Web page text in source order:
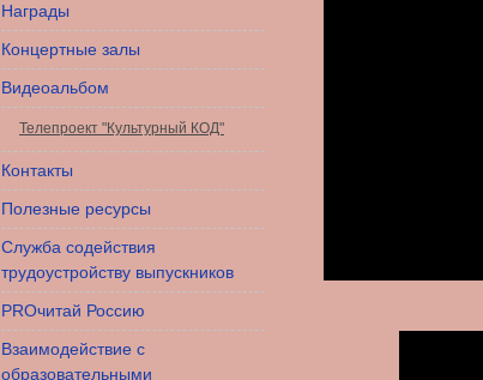
Награды
Концертные залы
Видеоальбом
Телепроект "Культурный КОД"
Контакты
Полезные ресурсы
Служба содействия
трудоустройству выпускников
PROчитай Россию
Взаимодействие с
образовательными